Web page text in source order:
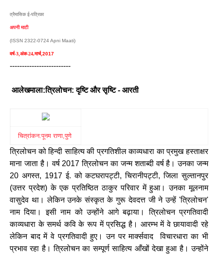
त्रैमासिक ई-पत्रिका
अपनी माटी
(ISSN 2322-0724 Apni Maati)
वर्ष-3 अंक-24,मार्च,2017
-------------------------
आलेखमाला:त्रिलोचन: दृष्टि और सृष्टि - आरती
चित्रांकन:पूनम राणा,पुणे
त्रिलोचन को हिन्दी साहित्य की प्रगतिशील काव्यधारा का प्रमुख हस्ताक्षर
माना जाता है। वर्ष 2017 त्रिलोचन का जन्म शताब्दी वर्ष है। उनका जन्म
20 अगस्त, 1917 ई. को कटघरापट्टी, चिरानीपट्टी, जिला सुल्तानपुर
(उत्तर प्रदेश) के एक प्रतिष्ठित ठाकुर परिवार में हुआ। उनका मूलनाम
वासुदेव था। लेकिन उनके संस्कृत के गुरू देवदत्त जी ने उन्हें 'त्रिलोचन'
नाम दिया। इसी नाम को उन्होंने आगे बढ़ाया। त्रिलोचन प्रगतिवादी
काव्यधारा के समर्थ कवि के रूप में प्रसिद्ध है। आरम्भ में वे छायावादी रहे
लेकिन बाद में वे प्रगतिवादी हुए। उन पर मार्क्सवाद विचारधारा का भी
प्रभाव रहा है। त्रिलोचन का सम्पूर्ण साहित्य आँखों देखा हुआ है। उन्होंने